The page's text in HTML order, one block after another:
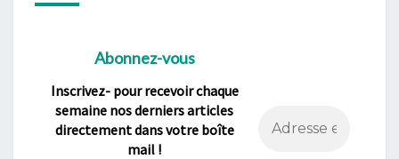
Abonnez-vous
Inscrivez- pour recevoir chaque
semaine nos derniers articles
directement dans votre boîte
mail !